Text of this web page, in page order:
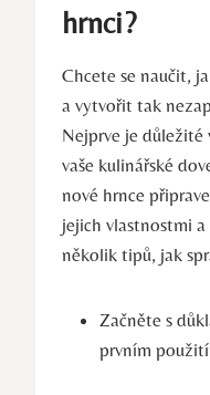
hrnci?
Chcete se naučit,
a vytvořit tak
Nejprve je důležité
vaše kulinářské
nové hrnce
jejich vlastnostmi
několik tipů, jak
Začněte s
prvním